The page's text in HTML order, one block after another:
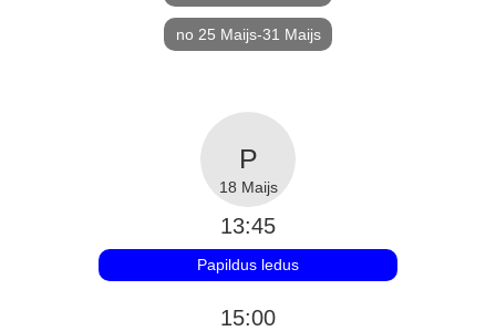
no 25 Maijs-31 Maijs
18 Maijs
13:45
Papildus ledus
15:00